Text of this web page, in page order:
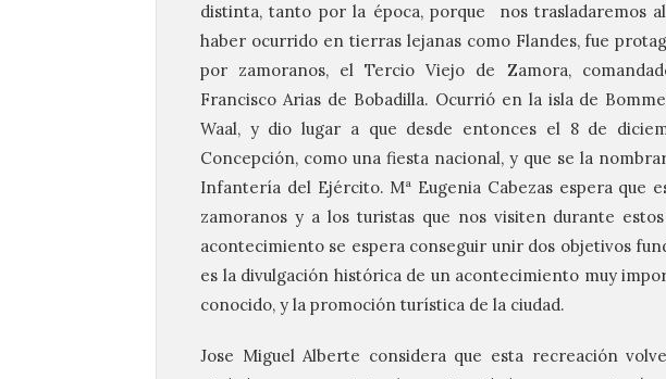
distinta, tanto por la época, porque nos trasladaremos
haber ocurrido en tierras lejanas como Flandes, fue
por zamoranos, el Tercio Viejo de Zamora,
Francisco Arias de Bobadilla. Ocurrió en la isla de
Waal, y dio lugar a que desde entonces el 8 de
Concepción, como una fiesta nacional, y que se la
Infantería del Ejército. Mª Eugenia Cabezas espera que
zamoranos y a los turistas que nos visiten durante
acontecimiento se espera conseguir unir dos objetivos
es la divulgación histórica de un acontecimiento muy
conocido, y la promoción turística de la ciudad.
Jose Miguel Alberte considera que esta recreación